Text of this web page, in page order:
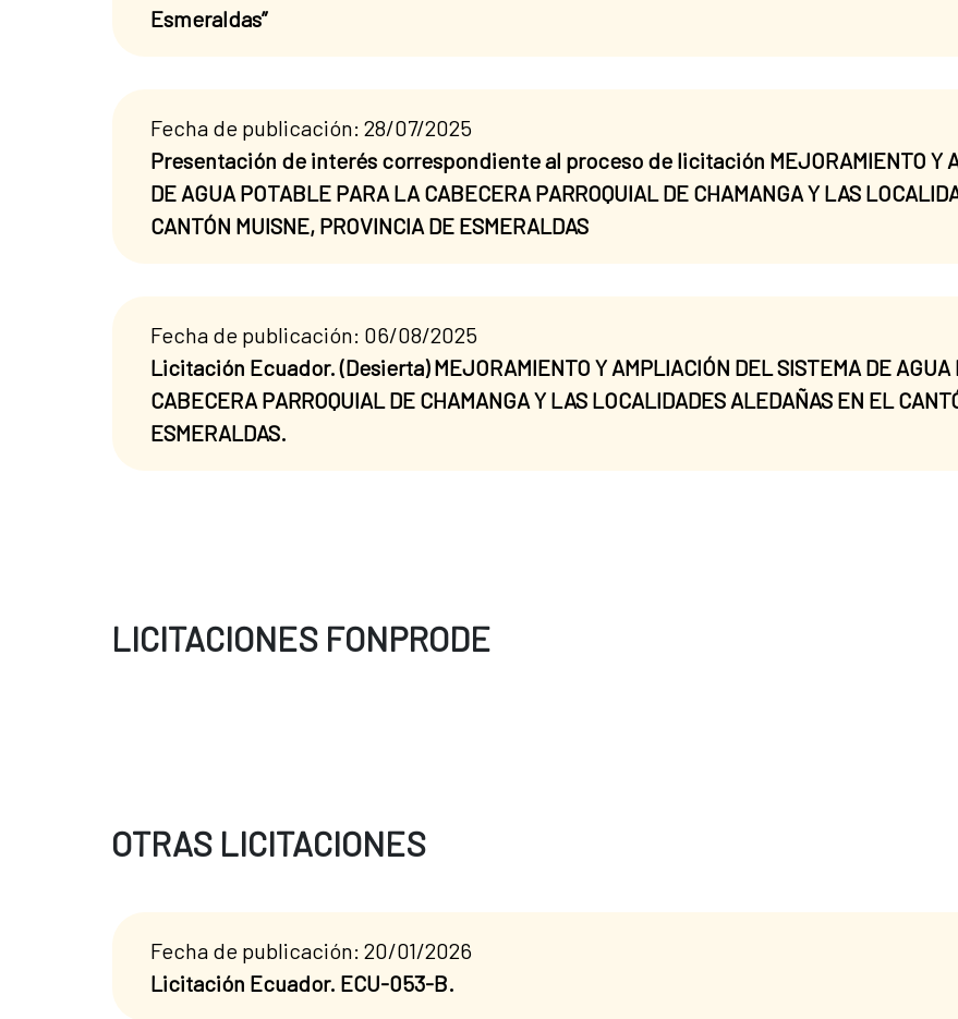
Esmeraldas”
Fecha de publicación: 28/07/2025
Presentación de interés correspondiente al proceso de licitación MEJORAMIENTO Y
DE AGUA POTABLE PARA LA CABECERA PARROQUIAL DE CHAMANGA Y LAS
CANTÓN MUISNE, PROVINCIA DE ESMERALDAS
Fecha de publicación: 06/08/2025
Licitación Ecuador. (Desierta) MEJORAMIENTO Y AMPLIACIÓN DEL SISTEMA DE
CABECERA PARROQUIAL DE CHAMANGA Y LAS LOCALIDADES ALEDAÑAS EN EL
ESMERALDAS.
LICITACIONES FONPRODE
OTRAS LICITACIONES
Fecha de publicación: 20/01/2026
Licitación Ecuador. ECU-053-B.